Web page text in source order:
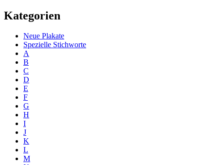
Kategorien
Neue Plakate
Spezielle Stichworte
A
B
C
D
E
F
G
H
I
J
K
L
M